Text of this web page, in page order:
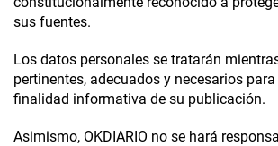
sus fuentes.
Los datos personales se tratarán
pertinentes, adecuados y necesarios
finalidad informativa de su publicación.
Asimismo, OKDIARIO no se hará